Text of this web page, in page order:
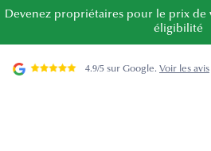
Devenez propriétaires pour le prix
éligibilité
4.9/5 sur Google. Voir les avis